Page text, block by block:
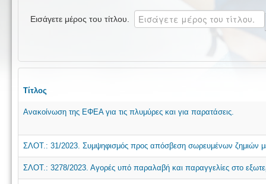
Εισάγετε μέρος του τίτλου.
Τίτλος
Ανακοίνωση της ΕΦΕΑ για τις πλυμύρες και για παρατάσεις.
ΣΛΟΤ.: 31/2023. Συμψηφισμός προς απόσβεση σωρευμένων ζημιών
ΣΛΟΤ.: 3278/2023. Αγορές υπό παραλαβή και παραγγελίες στο